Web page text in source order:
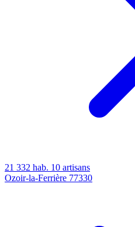
21 332 hab. 10 artisans
Ozoir-la-Ferrière 77330